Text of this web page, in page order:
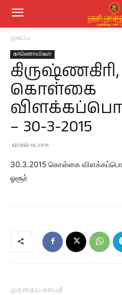
முகப்பு
காணொலிகள்
கொள்கை
– 30-3-2015
ஏப்ரல் 16, 2015
30.3.2015 கொள்கை
ஓசூர்
முந்தைய செய்தி